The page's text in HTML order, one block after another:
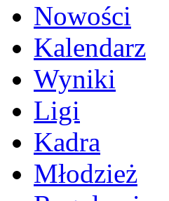
Nowości
Kalendarz
Wyniki
Ligi
Kadra
Młodzież